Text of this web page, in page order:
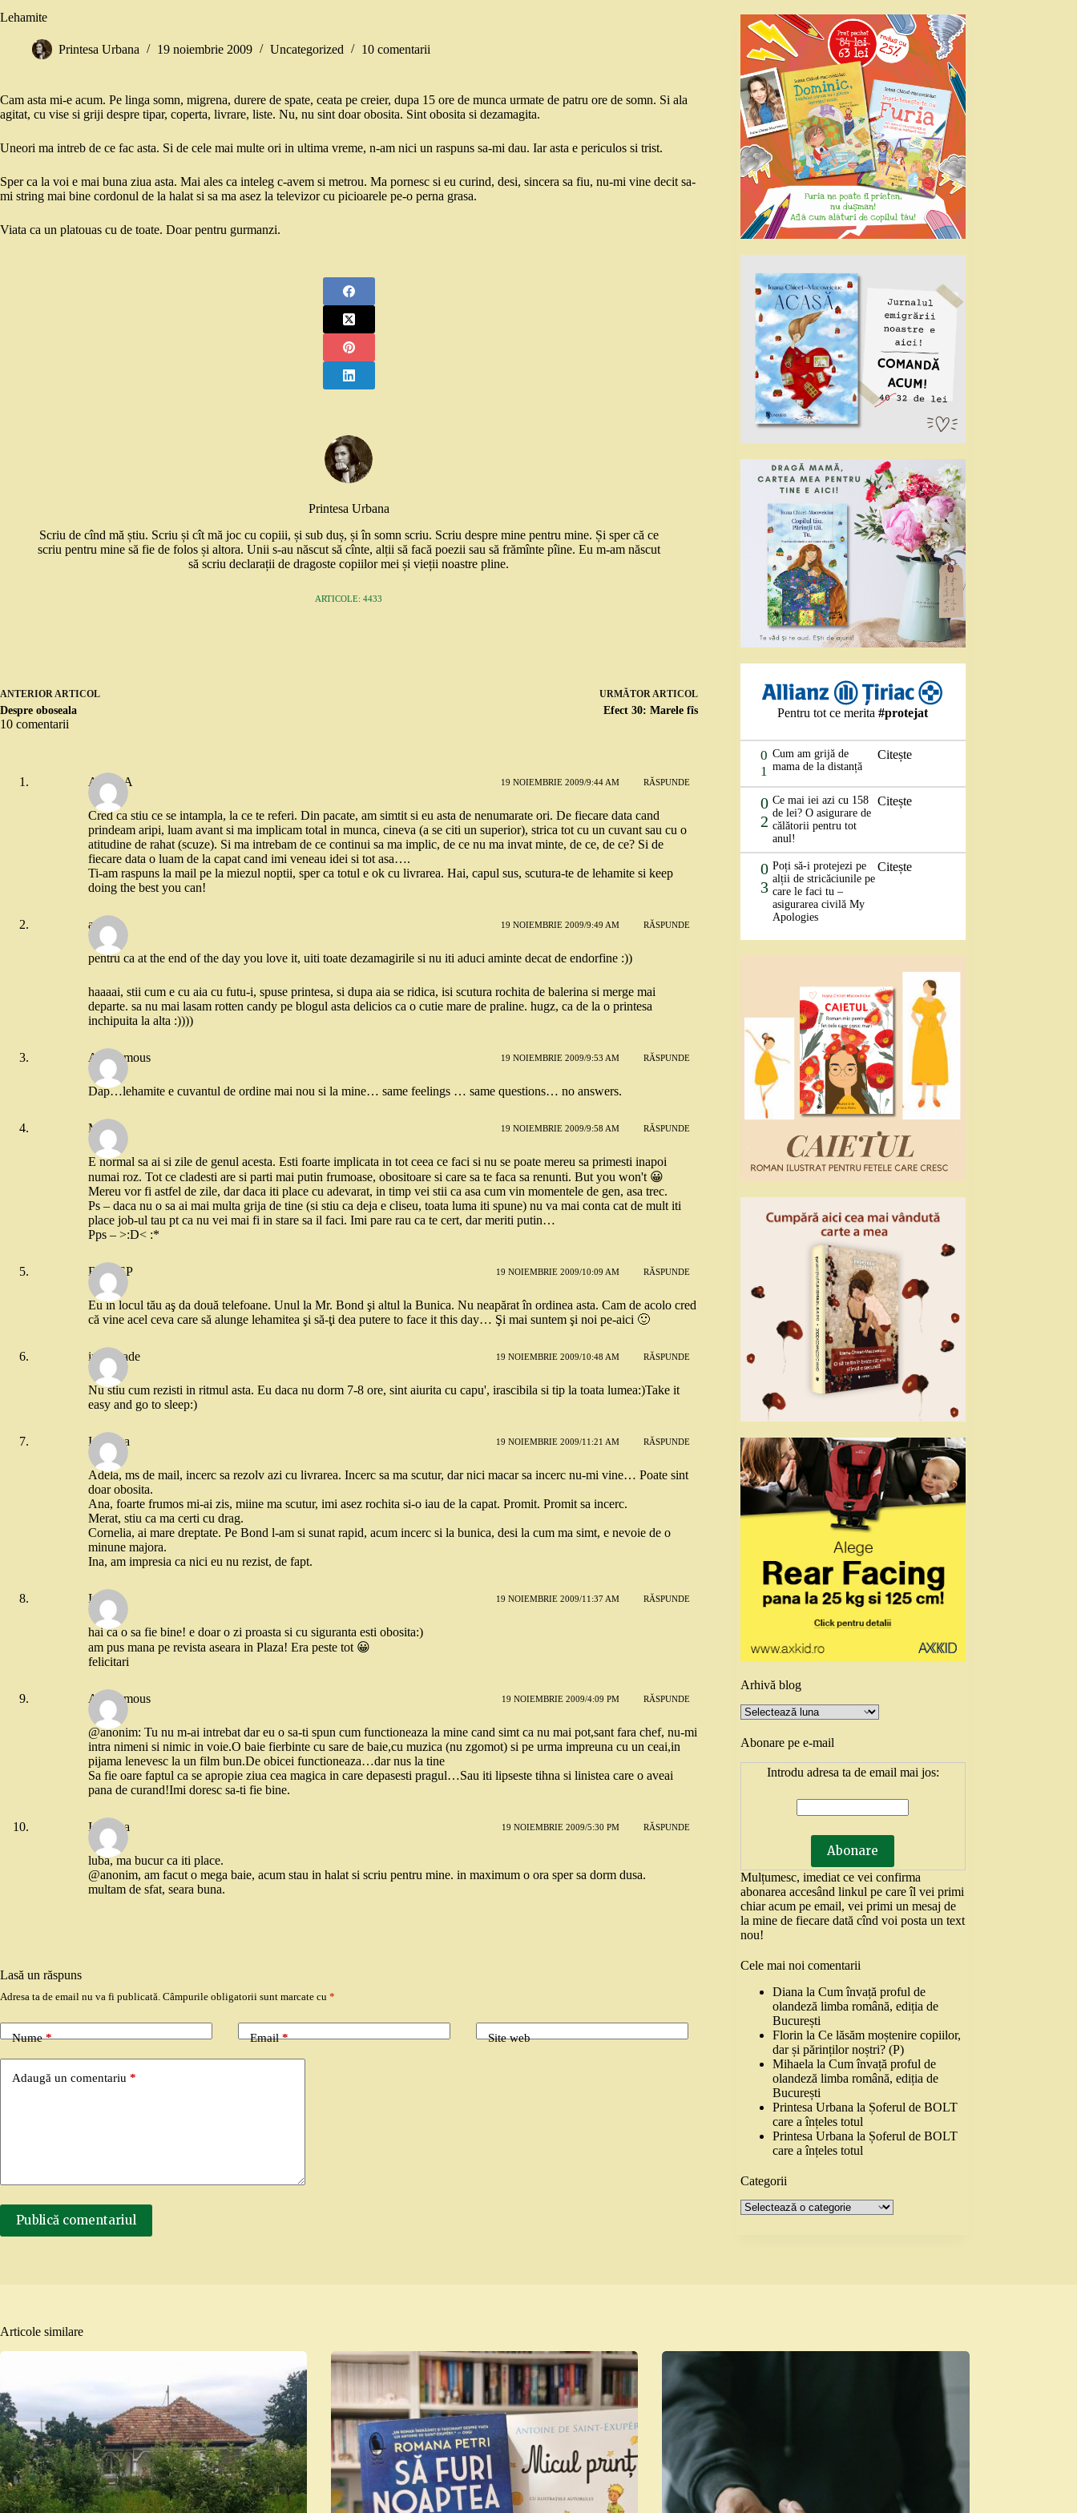
Lehamite
Printesa Urbana 19 noiembrie 2009 Uncategorized 10 comentarii
Cam asta mi-e acum. Pe linga somn, migrena, durere de spate, ceata pe creier, dupa 15 ore de munca urmate de patru ore de somn. Si ala
agitat, cu vise si griji despre tipar, coperta, livrare, liste. Nu, nu sint doar obosita. Sint obosita si dezamagita.
Uneori ma intreb de ce fac asta. Si de cele mai multe ori in ultima vreme, n-am nici un raspuns sa-mi dau. Iar asta e periculos si trist.
Sper ca la voi e mai buna ziua asta. Mai ales ca inteleg c-avem si metrou. Ma pornesc si eu curind, desi, sincera sa fiu, nu-mi vine decit sa-
mi string mai bine cordonul de la halat si sa ma asez la televizor cu picioarele pe-o perna grasa.
Viata ca un platouas cu de toate. Doar pentru gurmanzi.
Printesa Urbana
Scriu de cînd mă știu. Scriu și cît mă joc cu copiii, și sub duș, și în somn scriu. Scriu despre mine pentru mine. Și sper că ce
scriu pentru mine să fie de folos și altora. Unii s-au născut să cînte, alții să facă poezii sau să frămînte pîine. Eu m-am născut
să scriu declarații de dragoste copiilor mei și vieții noastre pline.
ARTICOLE: 4433
ANTERIOR ARTICOL
Despre oboseala
URMĂTOR ARTICOL
Efect 30: Marele fîs
10 comentarii
ADELA 19 NOIEMBRIE 2009/9:44 AM RĂSPUNDE
Cred ca stiu ce se intampla, la ce te referi. Din pacate, am simtit si eu asta de nenumarate ori. De fiecare data cand
prindeam aripi, luam avant si ma implicam total in munca, cineva (a se citi un superior), strica tot cu un cuvant sau cu o
atitudine de rahat (scuze). Si ma intrebam de ce continui sa ma implic, de ce nu ma invat minte, de ce, de ce? Si de
fiecare data o luam de la capat cand imi veneau idei si tot asa….
Ti-am raspuns la mail pe la miezul noptii, sper ca totul e ok cu livrarea. Hai, capul sus, scutura-te de lehamite si keep
doing the best you can!
ana 19 NOIEMBRIE 2009/9:49 AM RĂSPUNDE
pentru ca at the end of the day you love it, uiti toate dezamagirile si nu iti aduci aminte decat de endorfine :))
haaaai, stii cum e cu aia cu futu-i, spuse printesa, si dupa aia se ridica, isi scutura rochita de balerina si merge mai
departe. sa nu mai lasam rotten candy pe blogul asta delicios ca o cutie mare de praline. hugz, ca de la o printesa
inchipuita la alta :))))
Anonymous 19 NOIEMBRIE 2009/9:53 AM RĂSPUNDE
Dap…lehamite e cuvantul de ordine mai nou si la mine… same feelings … same questions… no answers.
Merat 19 NOIEMBRIE 2009/9:58 AM RĂSPUNDE
E normal sa ai si zile de genul acesta. Esti foarte implicata in tot ceea ce faci si nu se poate mereu sa primesti inapoi
numai roz. Tot ce cladesti are si parti mai putin frumoase, obositoare si care sa te faca sa renunti. But you won't 😀
Mereu vor fi astfel de zile, dar daca iti place cu adevarat, in timp vei stii ca asa cum vin momentele de gen, asa trec.
Ps – daca nu o sa ai mai multa grija de tine (si stiu ca deja e cliseu, toata luma iti spune) nu va mai conta cat de mult iti
place job-ul tau pt ca nu vei mai fi in stare sa il faci. Imi pare rau ca te cert, dar meriti putin…
Pps – >:D< :*
B85CSP 19 NOIEMBRIE 2009/10:09 AM RĂSPUNDE
Eu în locul tău aş da două telefoane. Unul la Mr. Bond şi altul la Bunica. Nu neapărat în ordinea asta. Cam de acolo cred
că vine acel ceva care să alunge lehamitea şi să-ţi dea putere to face it this day… Şi mai suntem şi noi pe-aici 🙂
ina bixade 19 NOIEMBRIE 2009/10:48 AM RĂSPUNDE
Nu stiu cum rezisti in ritmul asta. Eu daca nu dorm 7-8 ore, sint aiurita cu capu', irascibila si tip la toata lumea:)Take it
easy and go to sleep:)
Ionouka 19 NOIEMBRIE 2009/11:21 AM RĂSPUNDE
Adela, ms de mail, incerc sa rezolv azi cu livrarea. Incerc sa ma scutur, dar nici macar sa incerc nu-mi vine… Poate sint
doar obosita.
Ana, foarte frumos mi-ai zis, miine ma scutur, imi asez rochita si-o iau de la capat. Promit. Promit sa incerc.
Merat, stiu ca ma certi cu drag.
Cornelia, ai mare dreptate. Pe Bond l-am si sunat rapid, acum incerc si la bunica, desi la cum ma simt, e nevoie de o
minune majora.
Ina, am impresia ca nici eu nu rezist, de fapt.
Iuba 19 NOIEMBRIE 2009/11:37 AM RĂSPUNDE
hai ca o sa fie bine! e doar o zi proasta si cu siguranta esti obosita:)
am pus mana pe revista aseara in Plaza! Era peste tot 😀
felicitari
Anonymous 19 NOIEMBRIE 2009/4:09 PM RĂSPUNDE
@anonim: Tu nu m-ai intrebat dar eu o sa-ti spun cum functioneaza la mine cand simt ca nu mai pot,sant fara chef, nu-mi
intra nimeni si nimic in voie.O baie fierbinte cu sare de baie,cu muzica (nu zgomot) si pe urma impreuna cu un ceai,in
pijama lenevesc la un film bun.De obicei functioneaza…dar nus la tine
Sa fie oare faptul ca se apropie ziua cea magica in care depasesti pragul…Sau iti lipseste tihna si linistea care o aveai
pana de curand!Imi doresc sa-ti fie bine.
Ionouka 19 NOIEMBRIE 2009/5:30 PM RĂSPUNDE
luba, ma bucur ca iti place.
@anonim, am facut o mega baie, acum stau in halat si scriu pentru mine. in maximum o ora sper sa dorm dusa.
multam de sfat, seara buna.
Lasă un răspuns
Adresa ta de email nu va fi publicată. Câmpurile obligatorii sunt marcate cu *
Nume* Email* Site web
Adaugă un comentariu *
Publică comentariul
Pentru tot ce merita#protejat
0
1
Cum am grijă de
mama de la distanță
Citește
0
2
Ce mai iei azi cu 158
de lei? O asigurare de
călătorii pentru tot
anul!
Citește
0
3
Poți să-i protejezi pe
alții de stricăciunile pe
care le faci tu –
asigurarea civilă My
Apologies
Citește
Arhivă blog
Arhivă
blog
Abonare pe e-mail
Introdu adresa ta de email mai jos:
Mulțumesc, imediat ce vei confirma
abonarea accesând linkul pe care îl vei primi
chiar acum pe email, vei primi un mesaj de
la mine de fiecare dată cînd voi posta un text
nou!
Cele mai noi comentarii
Diana laCum învață proful de
olandeză limba română, ediția de
București
Florin laCe lăsăm moștenire copiilor,
dar și părinților noștri? (P)
Mihaela laCum învață proful de
olandeză limba română, ediția de
București
Printesa Urbana la Șoferul de BOLT
care a înțeles totul
Printesa Urbana la Șoferul de BOLT
care a înțeles totul
Categorii
Categorii
Articole similare